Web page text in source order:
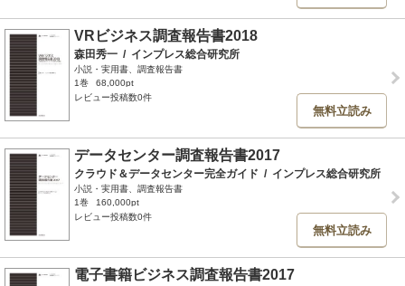
VRビジネス調査報告書2018
森田秀一 / インプレス総合研究所
小説・実用書、調査報告書
1巻
68,000pt
レビュー投稿数0件
無料立読み
データセンター調査報告書2017
クラウド＆データセンター完全ガイド / インプレス総合研究所
小説・実用書、調査報告書
1巻
160,000pt
レビュー投稿数0件
無料立読み
電子書籍ビジネス調査報告書2017